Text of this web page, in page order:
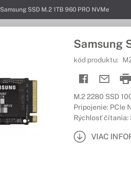
Samsung SSD M.2 1TB 960 PRO NVMe
Samsung
kód produktu:
M.2 2280 SSD
Pripojenie: PCIe
Rýchlosť čítania:
VIAC